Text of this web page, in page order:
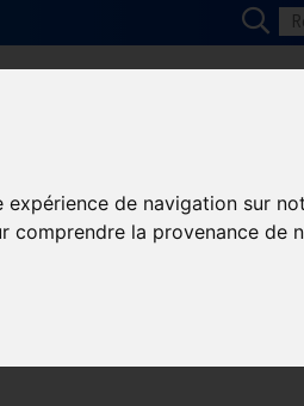
de navigation sur
la provenance de